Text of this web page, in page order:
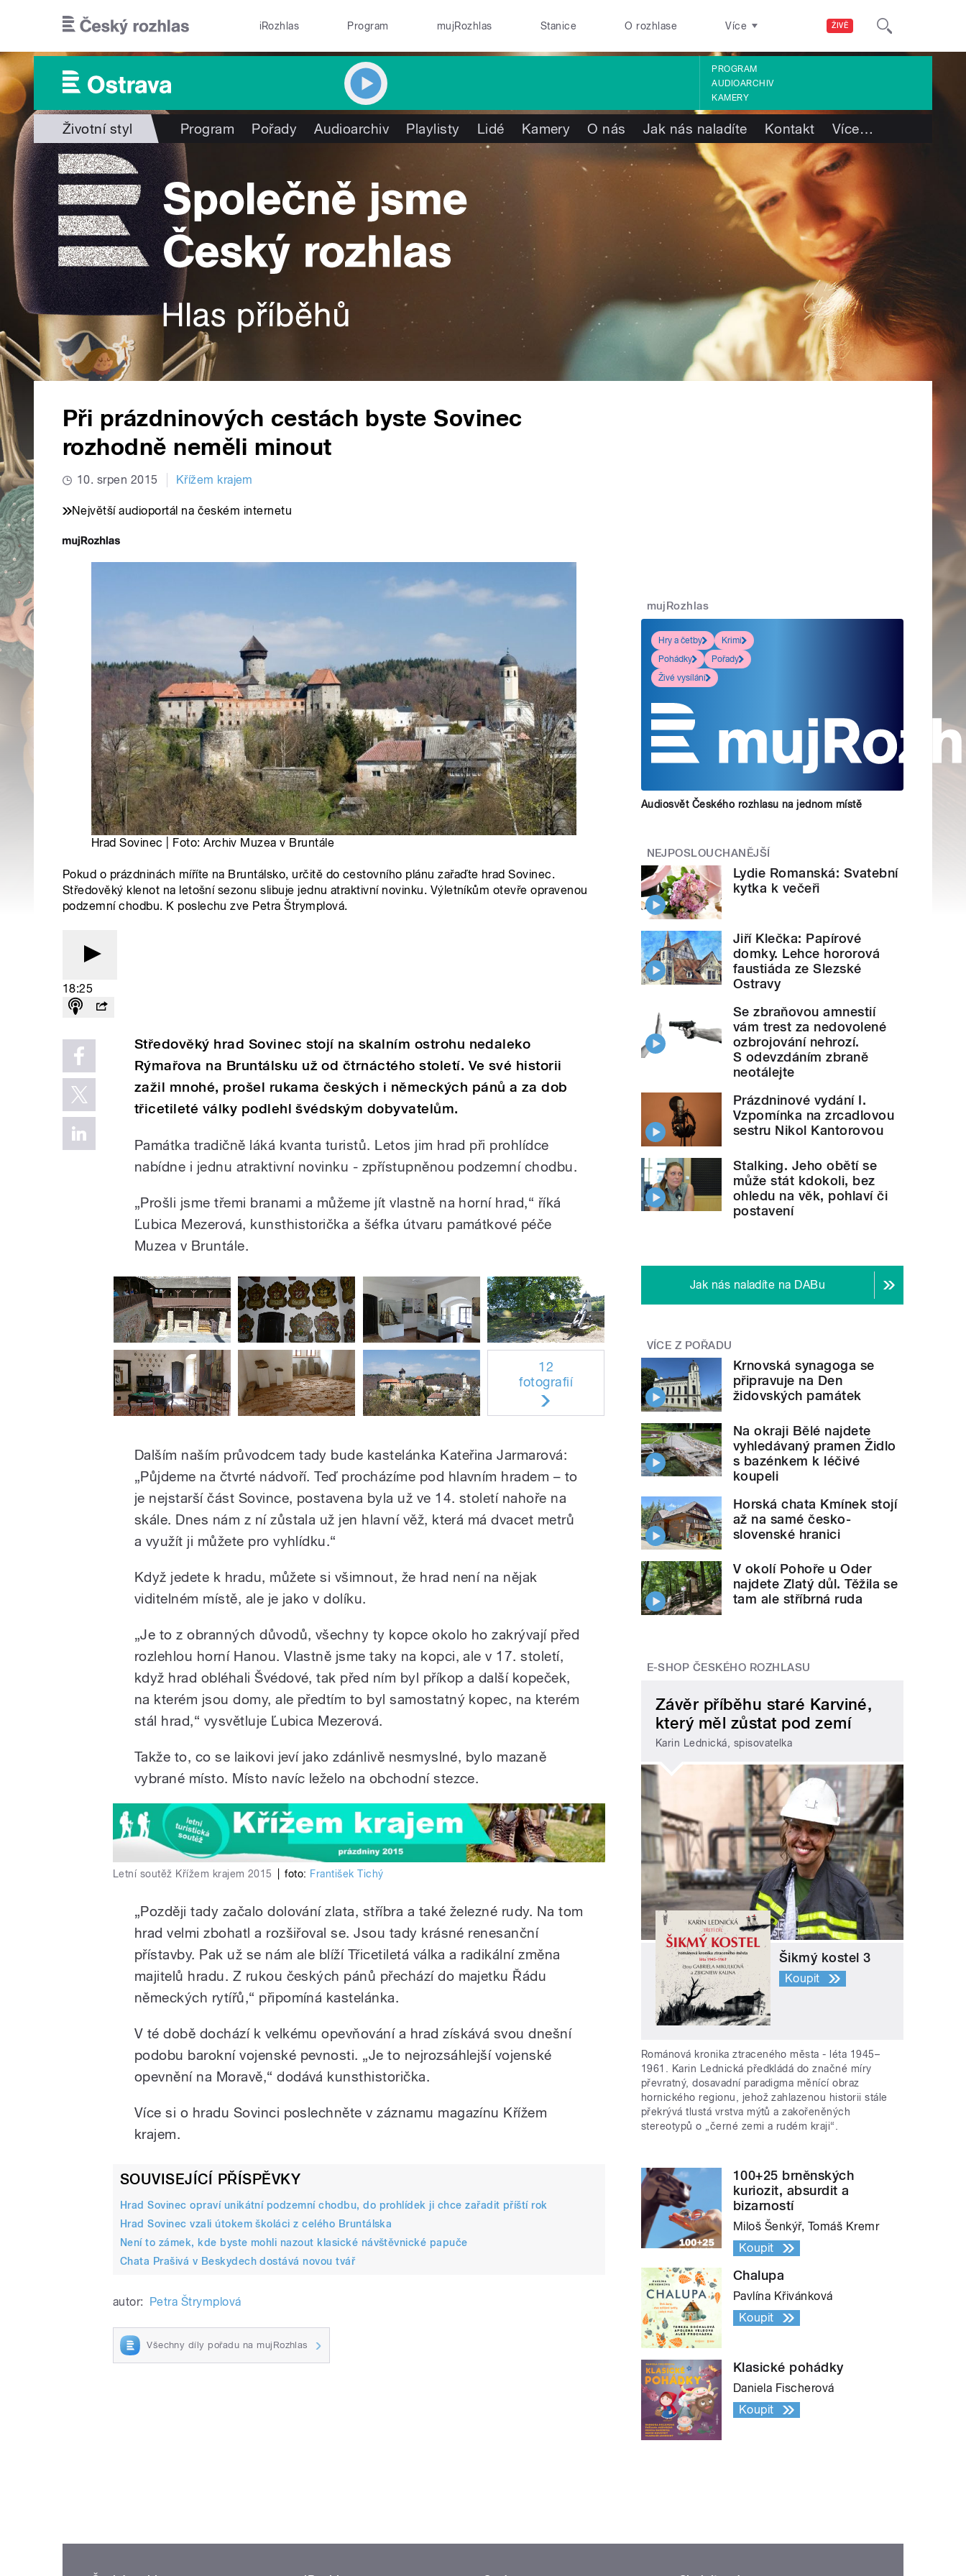
ŽIVĚ
iRozhlas Program mujRozhlas Stanice O rozhlase Více
PROGRAM
AUDIOARCHIV
KAMERY
Životní styl Program Pořady Audioarchiv Playlisty Lidé Kamery O nás Jak nás naladíte Kontakt Více…
Při prázdninových cestách byste Sovinec
rozhodně neměli minout
10. srpen 2015 Křížem krajem
Největší audioportál na českém internetu
Hrad Sovinec | Foto: Archiv Muzea v Bruntále
Pokud o prázdninách míříte na Bruntálsko, určitě do cestovního plánu zařaďte hrad Sovinec.
Středověký klenot na letošní sezonu slibuje jednu atraktivní novinku. Výletníkům otevře opravenou
podzemní chodbu. K poslechu zve Petra Štrymplová.
18:25
Středověký hrad Sovinec stojí na skalním ostrohu nedaleko
Rýmařova na Bruntálsku už od čtrnáctého století. Ve své historii
zažil mnohé, prošel rukama českých i německých pánů a za dob
třicetileté války podlehl švédským dobyvatelům.
Památka tradičně láká kvanta turistů. Letos jim hrad při prohlídce
nabídne i jednu atraktivní novinku - zpřístupněnou podzemní chodbu.
„Prošli jsme třemi branami a můžeme jít vlastně na horní hrad,“ říká
Ľubica Mezerová, kunsthistorička a šéfka útvaru památkové péče
Muzea v Bruntále.
12
fotografií
Dalším naším průvodcem tady bude kastelánka Kateřina Jarmarová:
„Půjdeme na čtvrté nádvoří. Teď procházíme pod hlavním hradem – to
je nejstarší část Sovince, postavena byla už ve 14. století nahoře na
skále. Dnes nám z ní zůstala už jen hlavní věž, která má dvacet metrů
a využít ji můžete pro vyhlídku.“
Když jedete k hradu, můžete si všimnout, že hrad není na nějak
viditelném místě, ale je jako v dolíku.
„Je to z obranných důvodů, všechny ty kopce okolo ho zakrývají před
rozlehlou horní Hanou. Vlastně jsme taky na kopci, ale v 17. století,
když hrad obléhali Švédové, tak před ním byl příkop a další kopeček,
na kterém jsou domy, ale předtím to byl samostatný kopec, na kterém
stál hrad,“ vysvětluje Ľubica Mezerová.
Takže to, co se laikovi jeví jako zdánlivě nesmyslné, bylo mazaně
vybrané místo. Místo navíc leželo na obchodní stezce.
Letní soutěž Křížem krajem 2015 foto: František Tichý
„Později tady začalo dolování zlata, stříbra a také železné rudy. Na tom
hrad velmi zbohatl a rozšiřoval se. Jsou tady krásné renesanční
přístavby. Pak už se nám ale blíží Třicetiletá válka a radikální změna
majitelů hradu. Z rukou českých pánů přechází do majetku Řádu
německých rytířů,“ připomíná kastelánka.
V té době dochází k velkému opevňování a hrad získává svou dnešní
podobu barokní vojenské pevnosti. „Je to nejrozsáhlejší vojenské
opevnění na Moravě,“ dodává kunsthistorička.
Více si o hradu Sovinci poslechněte v záznamu magazínu Křížem
krajem.
SOUVISEJÍCÍ PŘÍSPĚVKY
Hrad Sovinec opraví unikátní podzemní chodbu, do prohlídek ji chce zařadit příští rok
Hrad Sovinec vzali útokem školáci z celého Bruntálska
Není to zámek, kde byste mohli nazout klasické návštěvnické papuče
Chata Prašivá v Beskydech dostává novou tvář
autor: Petra Štrymplová
Všechny díly pořadu na mujRozhlas
mujRozhlas
Hry a četby
Krimi
Pohádky
Pořady
Živé vysílání
Audiosvět Českého rozhlasu na jednom místě
NEJPOSLOUCHANĚJŠÍ
Lydie Romanská: Svatební
kytka k večeři
Jiří Klečka: Papírové
domky. Lehce hororová
faustiáda ze Slezské
Ostravy
Se zbraňovou amnestií
vám trest za nedovolené
ozbrojování nehrozí.
S odevzdáním zbraně
neotálejte
Prázdninové vydání I.
Vzpomínka na zrcadlovou
sestru Nikol Kantorovou
Stalking. Jeho obětí se
může stát kdokoli, bez
ohledu na věk, pohlaví či
postavení
Jak nás naladíte na DABu
VÍCE Z POŘADU
Krnovská synagoga se
připravuje na Den
židovských památek
Na okraji Bělé najdete
vyhledávaný pramen Židlo
s bazénkem k léčivé
koupeli
Horská chata Kmínek stojí
až na samé česko-
slovenské hranici
V okolí Pohoře u Oder
najdete Zlatý důl. Těžila se
tam ale stříbrná ruda
E-SHOP ČESKÉHO ROZHLASU
Závěr příběhu staré Karviné,
který měl zůstat pod zemí
Karin Lednická, spisovatelka
Šikmý kostel 3
Koupit
Románová kronika ztraceného města - léta 1945–
1961. Karin Lednická předkládá do značné míry
převratný, dosavadní paradigma měnící obraz
hornického regionu, jehož zahlazenou historii stále
překrývá tlustá vrstva mýtů a zakořeněných
stereotypů o „černé zemi a rudém kraji“.
100+25 brněnských
kuriozit, absurdit a
bizarností
Miloš Šenkýř, Tomáš Kremr
Koupit
Chalupa
Pavlína Křivánková
Koupit
Klasické pohádky
Daniela Fischerová
Koupit